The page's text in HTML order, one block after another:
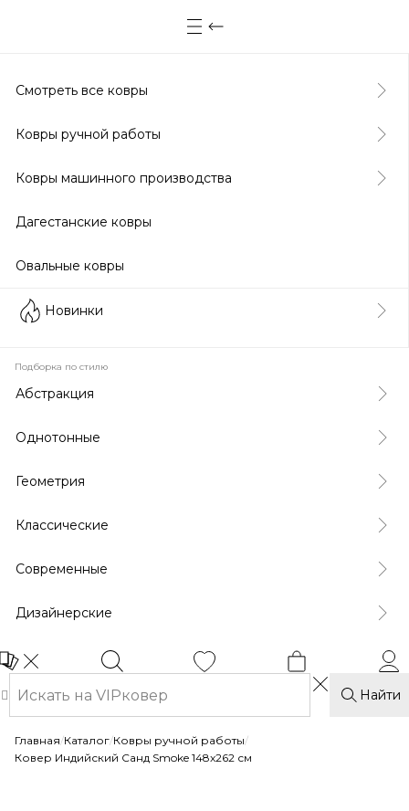
Смотреть все ковры
Ковры ручной работы
Ковры машинного производства
Дагестанские ковры
Овальные ковры
Новинки
Подборка по стилю
Абстракция
Однотонные
Геометрия
Классические
Современные
Дизайнерские
Найти
Главная/Каталог/Ковры ручной работы/
Ковер Индийский Санд Smoke 148x262 см